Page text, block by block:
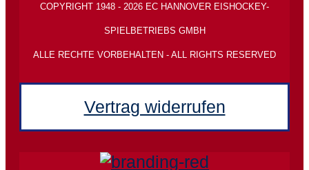
COPYRIGHT 1948 - 2026 EC HANNOVER EISHOCKEY-
SPIELBETRIEBS GMBH
ALLE RECHTE VORBEHALTEN - ALL RIGHTS RESERVED
Vertrag widerrufen